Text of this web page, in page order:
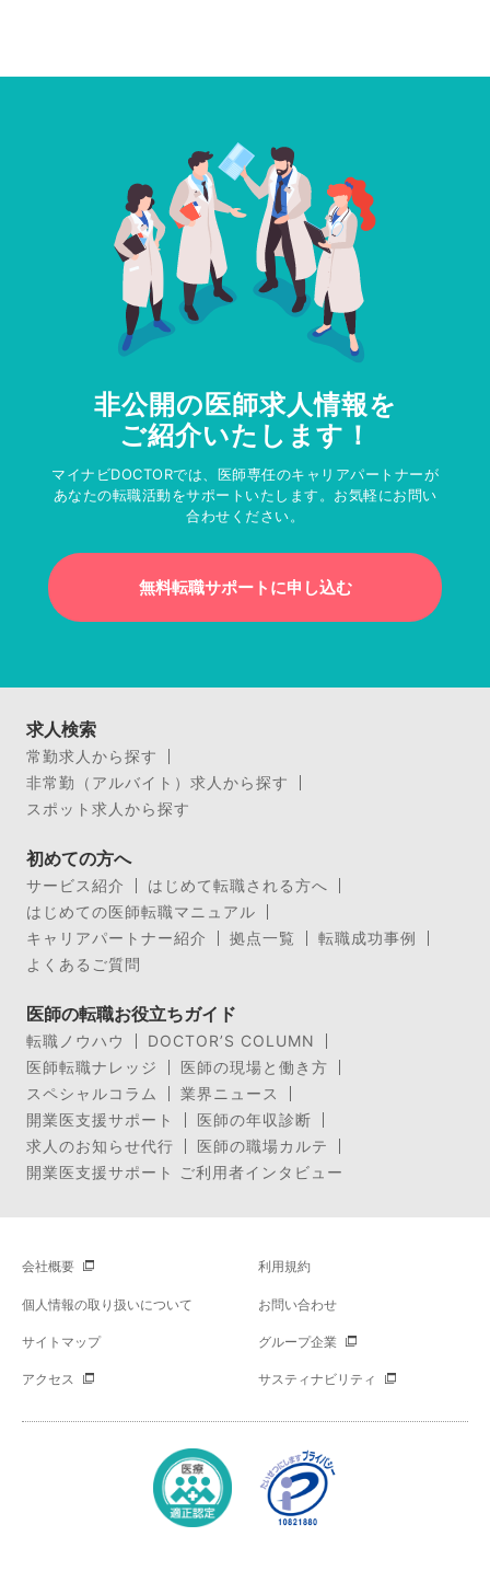
非公開の医師求人情報を
ご紹介いたします！
マイナビDOCTORでは、医師専任のキャリアパートナーが
あなたの転職活動をサポートいたします。お気軽にお問い
合わせください。
無料転職サポートに申し込む
求人検索
常勤求人から探す
非常勤（アルバイト）求人から探す
スポット求人から探す
初めての方へ
サービス紹介
はじめて転職される方へ
はじめての医師転職マニュアル
キャリアパートナー紹介
拠点一覧
転職成功事例
よくあるご質問
医師の転職お役立ちガイド
転職ノウハウ
DOCTOR’S COLUMN
医師転職ナレッジ
医師の現場と働き方
スペシャルコラム
業界ニュース
開業医支援サポート
医師の年収診断
求人のお知らせ代行
医師の職場カルテ
開業医支援サポート ご利用者インタビュー
会社概要 利用規約
個人情報の取り扱いについて お問い合わせ
サイトマップ グループ企業
アクセス サスティナビリティ